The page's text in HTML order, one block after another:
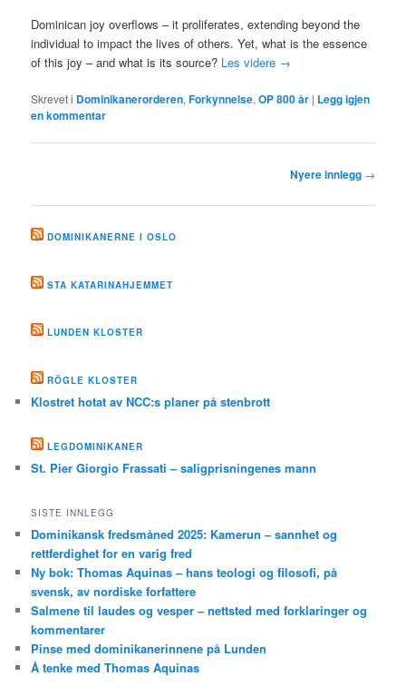
Dominican joy overflows – it proliferates, extending beyond the
individual to impact the lives of others. Yet, what is the essence
of this joy – and what is its source? Les videre →
Skrevet i Dominikanerorderen,Forkynnelse,OP 800 år | Legg igjen
en kommentar
Nyere innlegg →
DOMINIKANERNE I OSLO
STA KATARINAHJEMMET
LUNDEN KLOSTER
RÖGLE KLOSTER
Klostret hotat av NCC:s planer på stenbrott
LEGDOMINIKANER
St. Pier Giorgio Frassati – saligprisningenes mann
SISTE INNLEGG
Dominikansk fredsmåned 2025: Kamerun – sannhet og
rettferdighet for en varig fred
Ny bok: Thomas Aquinas – hans teologi og filosofi, på
svensk, av nordiske forfattere
Salmene til laudes og vesper – nettsted med forklaringer og
kommentarer
Pinse med dominikanerinnene på Lunden
Å tenke med Thomas Aquinas